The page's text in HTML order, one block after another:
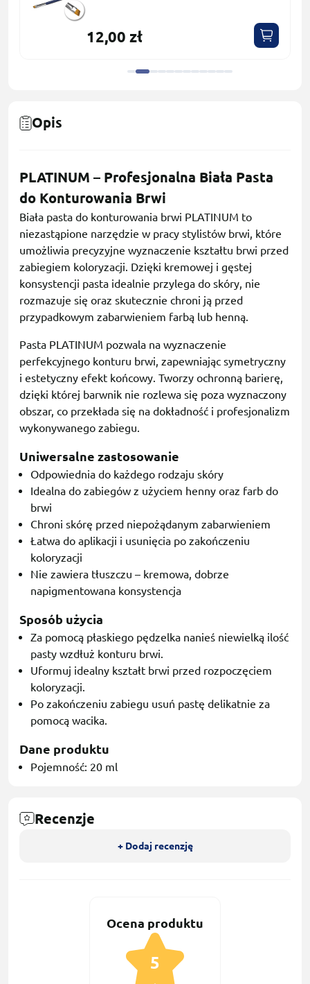
12,00 zł
Opis
PLATINUM – Profesjonalna Biała Pasta
do Konturowania Brwi
Biała pasta do konturowania brwi PLATINUM to
niezastąpione narzędzie w pracy stylistów brwi, które
umożliwia precyzyjne wyznaczenie kształtu brwi przed
zabiegiem koloryzacji. Dzięki kremowej i gęstej
konsystencji pasta idealnie przylega do skóry, nie
rozmazuje się oraz skutecznie chroni ją przed
przypadkowym zabarwieniem farbą lub henną.
Pasta PLATINUM pozwala na wyznaczenie
perfekcyjnego konturu brwi, zapewniając symetryczny
i estetyczny efekt końcowy. Tworzy ochronną barierę,
dzięki której barwnik nie rozlewa się poza wyznaczony
obszar, co przekłada się na dokładność i profesjonalizm
wykonywanego zabiegu.
Uniwersalne zastosowanie
Odpowiednia do każdego rodzaju skóry
Idealna do zabiegów z użyciem henny oraz farb do
brwi
Chroni skórę przed niepożądanym zabarwieniem
Łatwa do aplikacji i usunięcia po zakończeniu
koloryzacji
Nie zawiera tłuszczu – kremowa, dobrze
napigmentowana konsystencja
Sposób użycia
Za pomocą płaskiego pędzelka nanieś niewielką ilość
pasty wzdłuż konturu brwi.
Uformuj idealny kształt brwi przed rozpoczęciem
koloryzacji.
Po zakończeniu zabiegu usuń pastę delikatnie za
pomocą wacika.
Dane produktu
Pojemność: 20 ml
Recenzje
+ Dodaj recenzję
Ocena produktu
5